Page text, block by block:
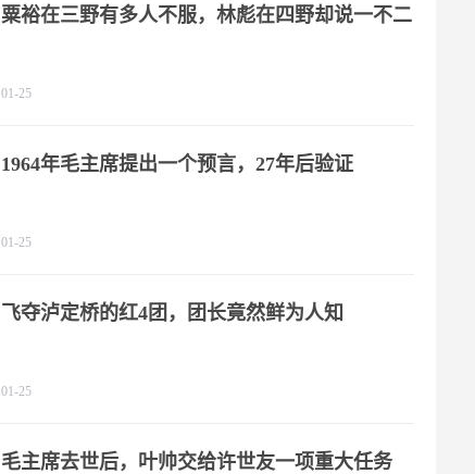
粟裕在三野有多人不服，林彪在四野却说一不二
01-25
1964年毛主席提出一个预言，27年后验证
01-25
飞夺泸定桥的红4团，团长竟然鲜为人知
01-25
毛主席去世后，叶帅交给许世友一项重大任务